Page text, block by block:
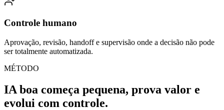
Controle humano
Aprovação, revisão, handoff e supervisão onde a decisão não pode
ser totalmente automatizada.
MÉTODO
IA boa começa pequena, prova valor e
evolui com controle.